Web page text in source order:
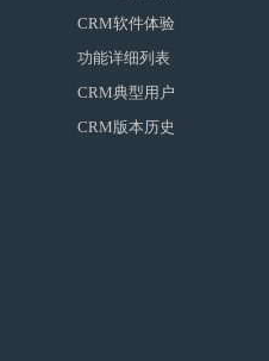
CRM软件体验
功能详细列表
CRM典型用户
CRM版本历史